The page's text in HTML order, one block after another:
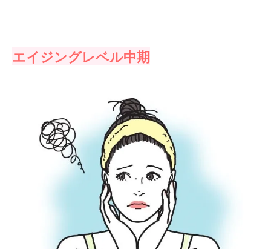
エイジングレベル中期